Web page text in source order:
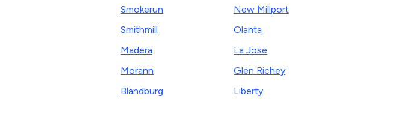
Smokerun
Smithmill
Madera
Morann
Blandburg
New Millport
Olanta
La Jose
Glen Richey
Liberty